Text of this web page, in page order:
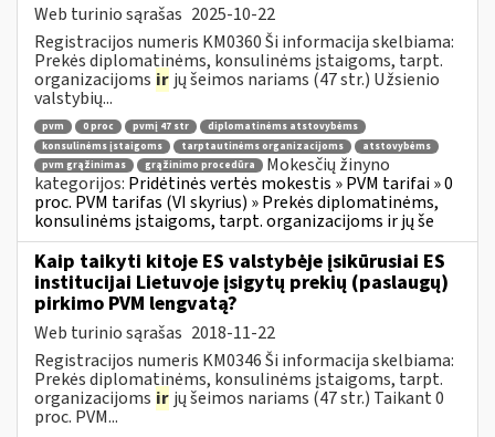
Web turinio sąrašas 2025-10-22
Registracijos numeris KM0360 Ši informacija skelbiama:
Prekės diplomatinėms, konsulinėms įstaigoms, tarpt.
organizacijoms ir jų šeimos nariams (47 str.) Užsienio
valstybių...
pvm 0 proc pvmį 47 str
diplomatinėms atstovybėms
konsulinėms įstaigoms
tarptautinėms organizacijoms
atstovybėms
pvm grąžinimas
grąžinimo procedūra
Mokesčių žinyno
kategorijos: Pridėtinės vertės mokestis » PVM tarifai » 0
proc. PVM tarifas (VI skyrius) » Prekės diplomatinėms,
konsulinėms įstaigoms, tarpt. organizacijoms ir jų še
Kaip taikyti kitoje ES valstybėje įsikūrusiai ES
institucijai Lietuvoje įsigytų prekių (paslaugų)
pirkimo PVM lengvatą?
Web turinio sąrašas 2018-11-22
Registracijos numeris KM0346 Ši informacija skelbiama:
Prekės diplomatinėms, konsulinėms įstaigoms, tarpt.
organizacijoms ir jų šeimos nariams (47 str.) Taikant 0
proc. PVM...